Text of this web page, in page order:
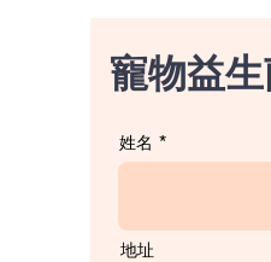
寵物益
姓名
地址